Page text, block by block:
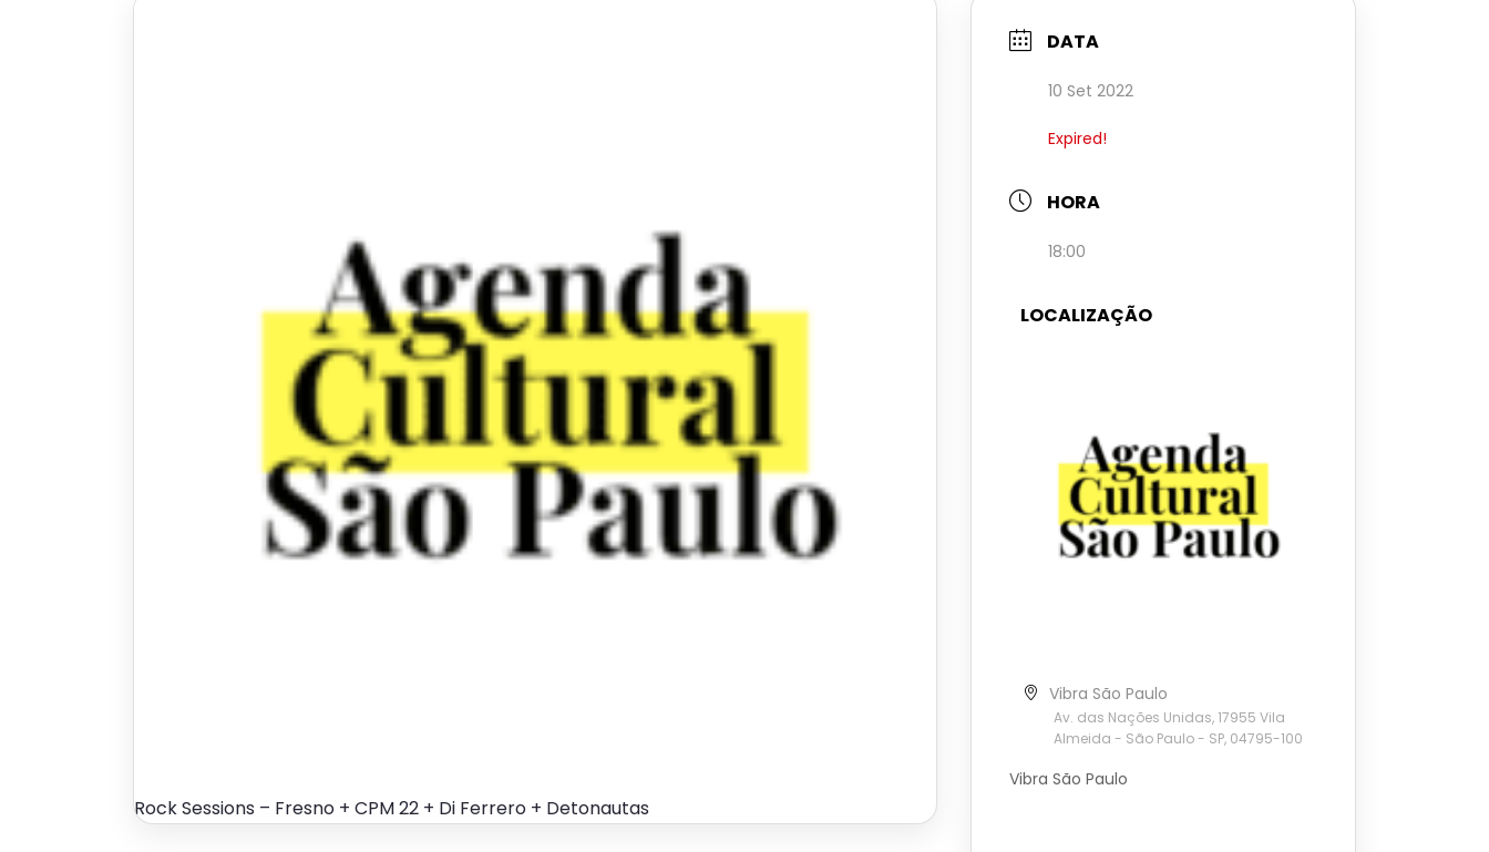
Rock Sessions – Fresno + CPM 22 + Di Ferrero + Detonautas
DATA
10 Set 2022
Expired!
HORA
18:00
LOCALIZAÇÃO
Vibra São Paulo
Av. das Nações Unidas, 17955 Vila
Almeida - São Paulo - SP, 04795-100
Vibra São Paulo